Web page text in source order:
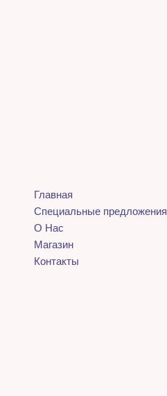
Главная
Специальные предложения
О Нас
Магазин
Контакты